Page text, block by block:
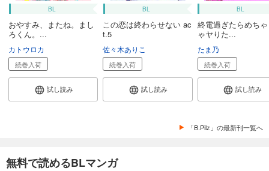
BL
おやすみ、またね。まし
ろくん。...
カトウロカ
続巻入荷
試し読み
BL
この恋は終わらせない ac
t.5
佐々木ありこ
続巻入荷
試し読み
BL
終電過ぎたらめち
ゃヤりた...
たま乃
続巻入荷
試し読み
「B.Pilz」の最新刊一覧へ
無料で読めるBLマンガ